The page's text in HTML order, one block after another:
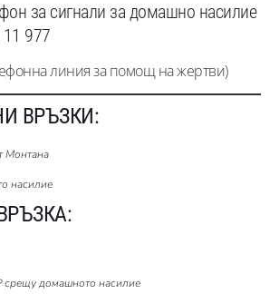
за сигнали за домашно насилие
977
линия за помощ на жертви)
ВРЪЗКИ:
Монтана
насилие
домашното насилие